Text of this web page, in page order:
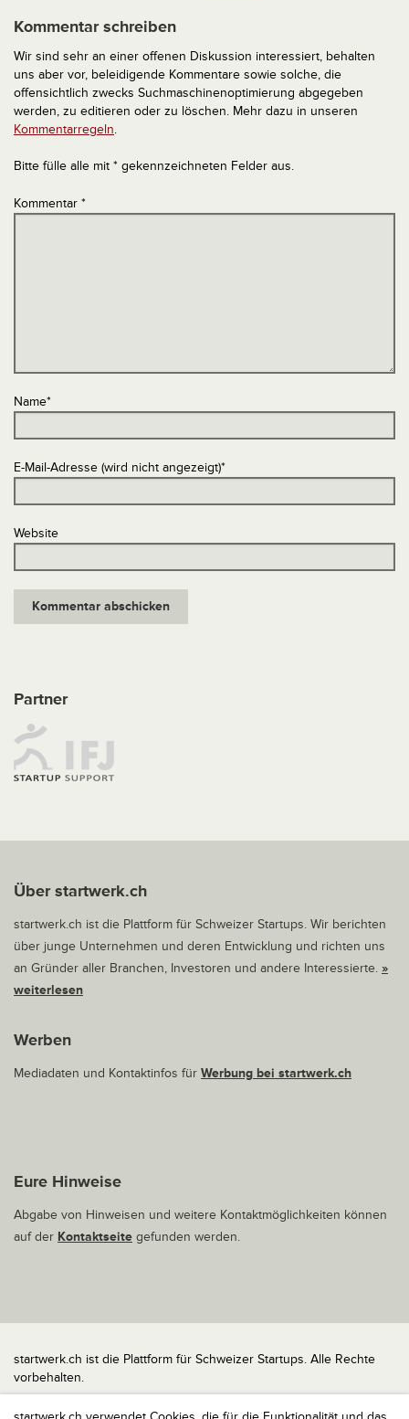
Kommentar schreiben
Wir sind sehr an einer offenen Diskussion interessiert, behalten
uns aber vor, beleidigende Kommentare sowie solche, die
offensichtlich zwecks Suchmaschinenoptimierung abgegeben
werden, zu editieren oder zu löschen. Mehr dazu in unseren
Kommentarregeln.
Bitte fülle alle mit * gekennzeichneten Felder aus.
Kommentar *
Name*
E-Mail-Adresse (wird nicht angezeigt)*
Website
Partner
Über startwerk.ch
startwerk.ch ist die Plattform für Schweizer Startups. Wir berichten
über junge Unternehmen und deren Entwicklung und richten uns
an Gründer aller Branchen, Investoren und andere Interessierte. »
weiterlesen
Werben
Mediadaten und Kontaktinfos für Werbung bei startwerk.ch
Eure Hinweise
Abgabe von Hinweisen und weitere Kontaktmöglichkeiten können
auf der Kontaktseite gefunden werden.
startwerk.ch ist die Plattform für Schweizer Startups. Alle Rechte
vorbehalten.
Impressum